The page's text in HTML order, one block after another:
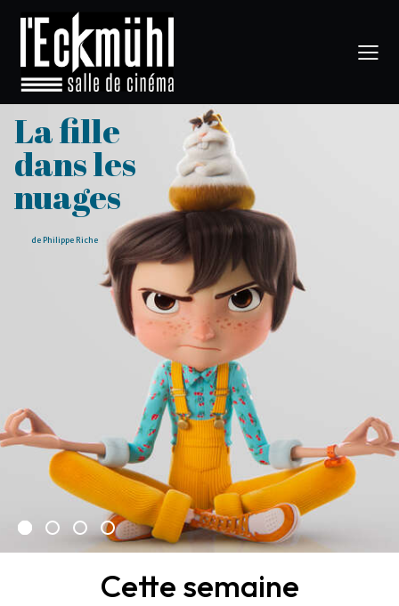
de Philippe Riche
La fille
dans les
nuages
Cette semaine